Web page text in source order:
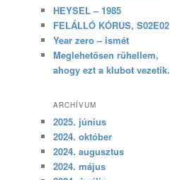
HEYSEL – 1985
FELÁLLÓ KÓRUS, S02E02
Year zero – ismét
Meglehetősen rühellem,
ahogy ezt a klubot vezetik.
ARCHÍVUM
2025. június
2024. október
2024. augusztus
2024. május